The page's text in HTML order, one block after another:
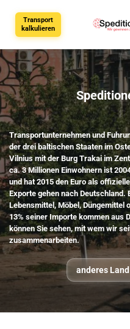
Transport
kalkulieren
Transportunternehmen und
der drei baltischen Staaten im
Vilnius mit der Burg Trakai im
ca. 3 Millionen Einwohnern ist
und hat 2015 den Euro als
Exporte gehen nach
Lebensmittel, Möbel, Düngemittel
13% seiner Importe kommen aus
können Sie sehen, mit wem wir
zusammenarbeiten.
anderes